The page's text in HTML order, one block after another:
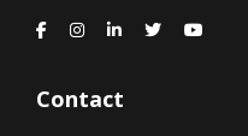
Contact